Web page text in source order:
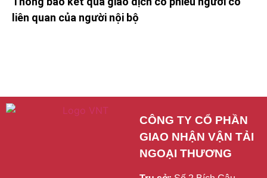
liên quan của người nội bộ
CÔNG TY CỔ PHẦN
GIAO NHẬN VẬN TẢI
NGOẠI THƯƠNG